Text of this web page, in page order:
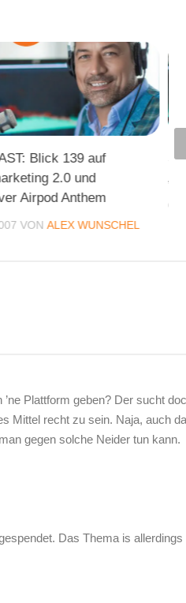
Blick 139 auf
2.0 und
Airpod Anthem
VONALEX WUNSCHEL
Plattform geben? Der sucht
Mittel recht zu sein. Naja, auch
gegen solche Neider tun kann.
Das Thema is